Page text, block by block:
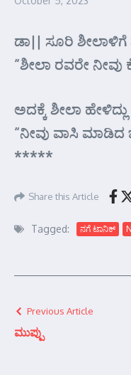
ಡಾ|| ಸೂರಿ
“ಶೀಲಾ ರವರೇ
ಅದಕ್ಕೆ ಶೀಲಾ ಹೇಳಿದ್ಲು
“ನೀವು ವಾಸಿ
*****
Share this Article
Tagged: ನಗೆ ಟಾನಿಕ್
Previous Article
ಮುಪ್ಪು